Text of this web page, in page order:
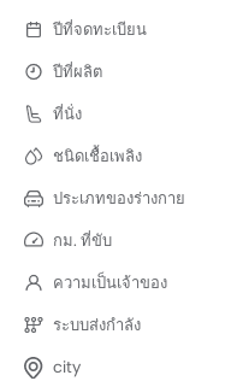
ปีที่จดทะเบียน
ปีที่ผลิต
ที่นั่ง
ชนิดเชื้อเพลิง
ประเภทของร่างกาย
กม. ที่ขับ
ความเป็นเจ้าของ
ระบบส่งกำลัง
city